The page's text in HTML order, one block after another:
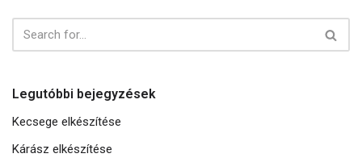
Legutóbbi bejegyzések
Kecsege elkészítése
Kárász elkészítése